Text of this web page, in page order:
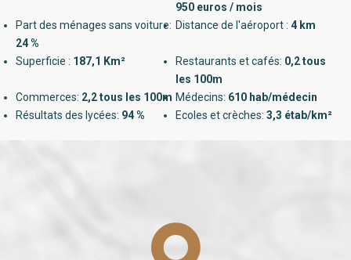
950 euros / mois
Part des ménages sans voiture:
24 %
Distance de l'aéroport : 4 km
Superficie : 187,1 Km² Restaurants et cafés: 0,2 tous
les 100m
Commerces: 2,2 tous les 100m Médecins: 610 hab/médecin
Résultats des lycées: 94 % Ecoles et crèches: 3,3 étab/km²